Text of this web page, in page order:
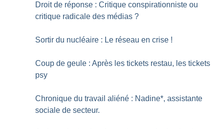
Droit de réponse : Critique conspirationniste ou
critique radicale des médias ?
Sortir du nucléaire : Le réseau en crise !
Coup de geule : Après les tickets restau, les tickets
psy
Chronique du travail aliéné : Nadine*, assistante
sociale de secteur.